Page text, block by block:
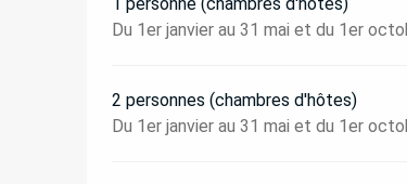
Du 1er janvier au 31 mai et du 1er
2 personnes (chambres d'hôtes)
Du 1er janvier au 31 mai et du 1er